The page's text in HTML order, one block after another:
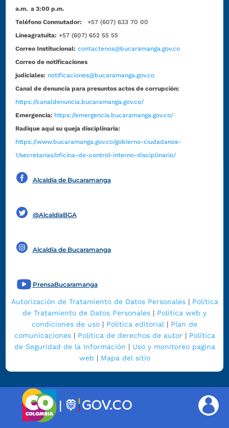
a.m. a 3:00 p.m.
Teléfono Conmutador:
+57 (607) 633 70 00
Líneagratuita: +57 (607) 652 55 55
Correo Institucional: contactenos@bucaramanga.gov.co
Correo de notificaciones
judiciales: notificaciones@bucaramanga.gov.co
Canal de denuncia para presuntos actos de corrupción:
https://canaldenuncia.bucaramanga.gov.co/
Emergencia: https://emergencia.bucaramanga.gov.co/
Radique aquí su queja disciplinaria:
https://www.bucaramanga.gov.co/gobierno-ciudadanos-
1/secretarias/oficina-de-control-interno-disciplinario/
Alcaldía de Bucaramanga
@AlcaldíaBGA
Alcaldía de Bucaramanga
PrensaBucaramanga
Autorización de Tratamiento de Datos Personales| Política
de Tratamiento de Datos Personales | Política web y
condiciones de uso | Política editorial | Plan de
comunicaciones| Política de derechos de autor| Política
de Seguridad de la Información | Uso y monitoreo pagina
web | Mapa del sitio
|